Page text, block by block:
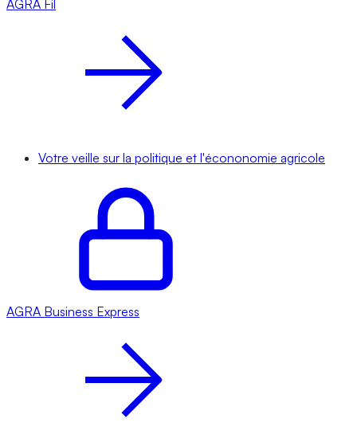
AGRA Fil
Votre veille sur la politique et l'écononomie agricole
AGRA Business Express